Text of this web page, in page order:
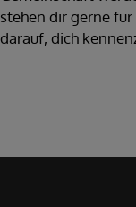
stehen dir gerne
darauf, dich